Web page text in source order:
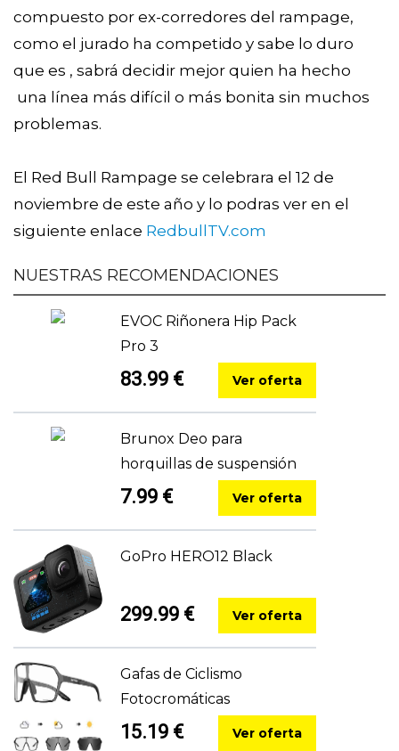
compuesto por ex-corredores del rampage,
como el jurado ha competido y sabe lo duro
que es , sabrá decidir mejor quien ha hecho
una línea más difícil o más bonita sin muchos
problemas.
El Red Bull Rampage se celebrara el 12 de
noviembre de este año y lo podras ver en el
siguiente enlace RedbullTV.com
NUESTRAS RECOMENDACIONES
EVOC Riñonera Hip Pack
Pro 3
83.99 € Ver oferta
Brunox Deo para
horquillas de suspensión
7.99 € Ver oferta
GoPro HERO12 Black
299.99 € Ver oferta
Gafas de Ciclismo
Fotocromáticas
15.19 € Ver oferta